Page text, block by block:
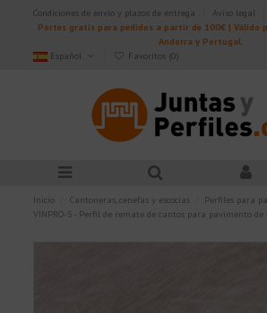
Condiciones de envío y plazos de entrega Aviso legal
Portes gratis para pedidos a partir de 100€ | Válido
Andorra y Portugal.
Español
Favoritos (0)
Inicio Cantoneras, cenefas y escocias
Perfiles para
VINPRO-S - Perfil de remate de cantos para pavimento